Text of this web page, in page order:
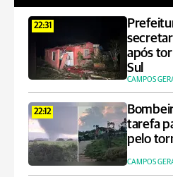
22:31
após
Sul
CAMPOS
22:12
tarefa
pelo
CAMPOS